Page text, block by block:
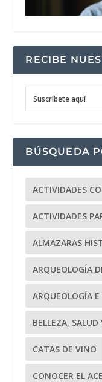
RECIBE
Suscríbete aquí
BÚSQUEDA
ACTIVIDADES
ACTIVIDADES
ALMAZARAS
ARQUEOLOGÍA
ARQUEOLOGÍA
BELLEZA,
CATAS DE VINO
CONOCER EL